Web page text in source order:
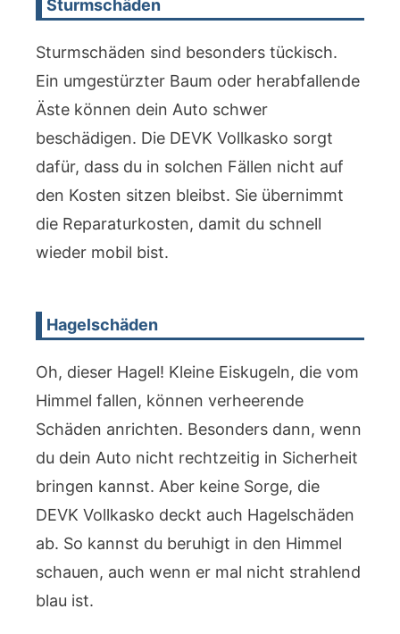
Sturmschäden
Sturmschäden sind besonders tückisch.
Ein umgestürzter Baum oder herabfallende
Äste können dein Auto schwer
beschädigen. Die DEVK Vollkasko sorgt
dafür, dass du in solchen Fällen nicht auf
den Kosten sitzen bleibst. Sie übernimmt
die Reparaturkosten, damit du schnell
wieder mobil bist.
Hagelschäden
Oh, dieser Hagel! Kleine Eiskugeln, die vom
Himmel fallen, können verheerende
Schäden anrichten. Besonders dann, wenn
du dein Auto nicht rechtzeitig in Sicherheit
bringen kannst. Aber keine Sorge, die
DEVK Vollkasko deckt auch Hagelschäden
ab. So kannst du beruhigt in den Himmel
schauen, auch wenn er mal nicht strahlend
blau ist.